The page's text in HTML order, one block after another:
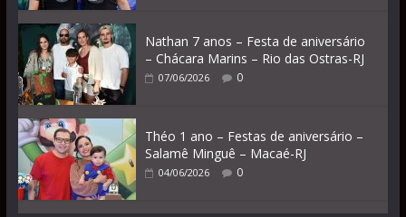
Nathan 7 anos – Festa de aniversário
– Chácara Marins – Rio das Ostras-RJ
07/06/2026 0
Théo 1 ano – Festas de aniversário –
Salamê Minguê – Macaé-RJ
04/06/2026 0